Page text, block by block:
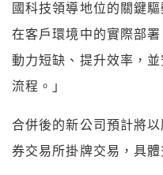
國科技領導地位的關鍵
在客戶環境中的實際部
動力短缺、提升效率，
流程。」
合併後的新公司預計將
券交易所掛牌交易，具體